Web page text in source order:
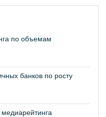
по объемам
банков по росту